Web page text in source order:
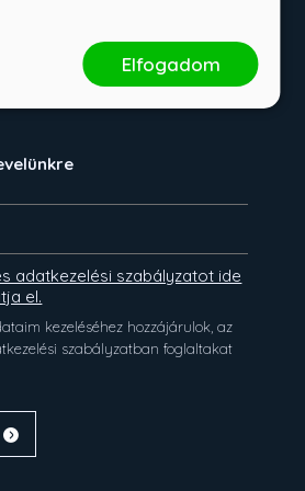
adatkezelési szabályzatot ide
el.
kezeléséhez hozzájárulok, az
szabályzatban foglaltakat
Elfogadom